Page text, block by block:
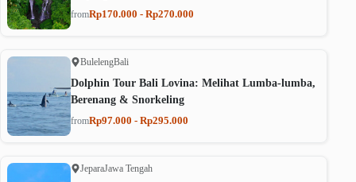
fromRp170.000 - Rp270.000
BulelengBali
Dolphin Tour Bali Lovina: Melihat Lumba-lumba,
Berenang & Snorkeling
fromRp97.000 - Rp295.000
JeparaJawa Tengah